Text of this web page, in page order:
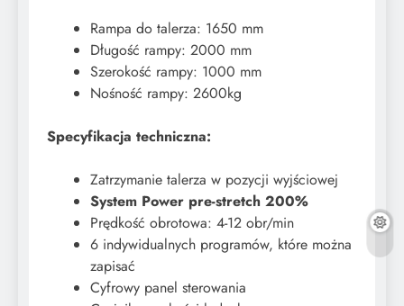
Rampa do talerza: 1650 mm
Długość rampy: 2000 mm
Szerokość rampy: 1000 mm
Nośność rampy: 2600kg
Specyfikacja techniczna:
Zatrzymanie talerza w pozycji wyjściowej
System Power pre-stretch 200%
Prędkość obrotowa: 4-12 obr/min
6 indywidualnych programów, które można
zapisać
Cyfrowy panel sterowania